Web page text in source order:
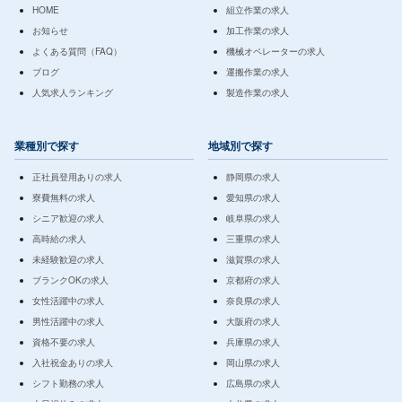
HOME
お知らせ
よくある質問（FAQ）
ブログ
人気求人ランキング
組立作業の求人
加工作業の求人
機械オペレーターの求人
運搬作業の求人
製造作業の求人
業種別で探す
正社員登用ありの求人
寮費無料の求人
シニア歓迎の求人
高時給の求人
未経験歓迎の求人
ブランクOKの求人
女性活躍中の求人
男性活躍中の求人
資格不要の求人
入社祝金ありの求人
シフト勤務の求人
地域別で探す
静岡県の求人
愛知県の求人
岐阜県の求人
三重県の求人
滋賀県の求人
京都府の求人
奈良県の求人
大阪府の求人
兵庫県の求人
岡山県の求人
広島県の求人